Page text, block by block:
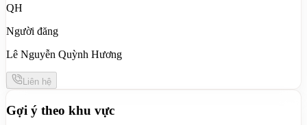
QH
Người đăng
Lê Nguyễn Quỳnh Hương
Liên hệ
Gợi ý theo khu vực